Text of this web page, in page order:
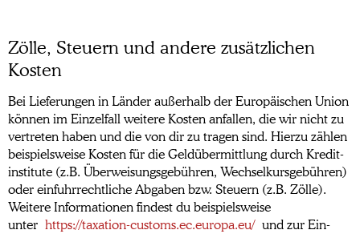
Zölle, Steuern und andere zusätzlichen
Kosten
Bei Lieferungen in Länder außer­halb der Eu­ro­päi­schen Union
kön­nen im Einzel­fall wei­tere Kosten an­fallen, die wir nicht zu
ver­tre­ten haben und die von dir zu tragen sind. Hier­zu zählen
bei­spiels­weise Kos­ten für die Geld­über­mitt­lung durch Kre­dit­
in­sti­tute (z.B. Über­wei­sungs­ge­büh­ren, Wech­sel­kurs­ge­büh­ren)
oder ein­fuhr­recht­liche Ab­gaben bzw. Steuern (z.B. Zölle).
Wei­tere In­for­matio­nen fin­dest du bei­spiels­weise
unter https://taxation-customs.ec.europa.eu/und zur Ein­